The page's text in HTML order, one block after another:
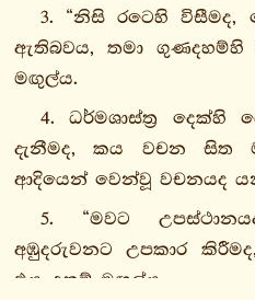
7.
තිරොකුඩ්ඩසුත්තං
නිධිකණ්ඩසුත්තං
9.
මෙත්තසුත්තං
ධම්මපදපාළි
උදානපාළි
ඉතිවුත්තකපාළි
3. “නිසි රටෙහි විසීමද,
ඇතිබවය, තමා
මඟුල්ය.
4. ධර්මශාස්ත්‍ර
දැනීමද, කය වචන සිත
ආදියෙන් වෙන්වූ වචනයද
5. “මවට
අඹුදරුවනට උපකාර
එය උතුම් මඟුල්ය.